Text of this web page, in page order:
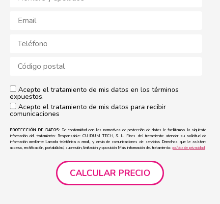
Acepto el tratamiento de mis datos en los términos
expuestos.
Acepto el tratamiento de mis datos para recibir
comunicaciones
PROTECCIÓN DE DATOS:De conformidad con las normativas de protección de datos le facilitamos la siguiente
información del tratamiento: Responsable: CUIDUM TECH, S. L. Fines del tratamiento: atender su solicitud de
información mediante llamada telefónica o email, y envío de comunicaciones de servicios Derechos que le asisten:
acceso, rectificación, portabilidad, supresión, limitación y oposición Más información del tratamiento:política de privacidad